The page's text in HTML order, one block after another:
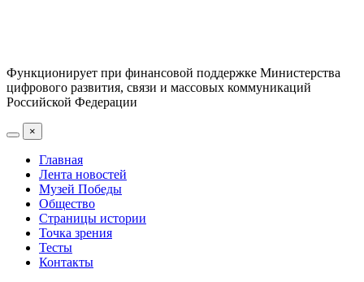
Функционирует при финансовой поддержке Министерства
цифрового развития, связи и массовых коммуникаций
Российской Федерации
×
Главная
Лента новостей
Музей Победы
Общество
Страницы истории
Точка зрения
Тесты
Контакты